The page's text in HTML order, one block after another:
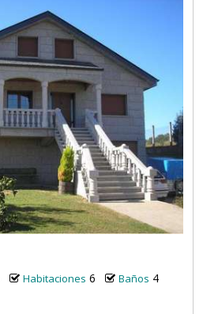
Habitaciones 6 Baños 4